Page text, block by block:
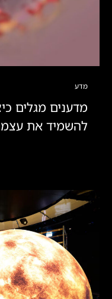
מדע
מדענים מגלים
להשמיד את